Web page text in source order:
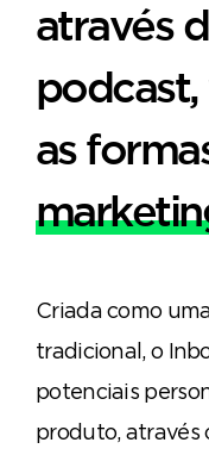
através
as
Criada como
tradicional, o
potenciais
produto, através